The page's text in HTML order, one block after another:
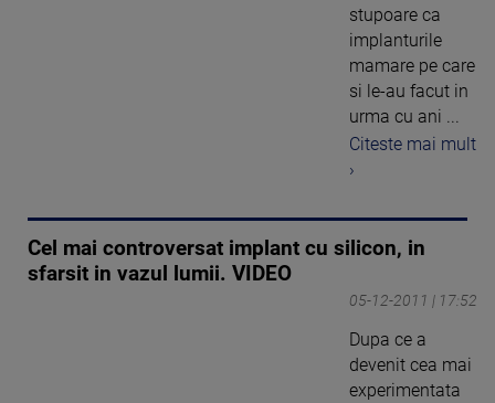
stupoare ca
implanturile
mamare pe care
si le-au facut in
urma cu ani ...
Citeste mai mult
›
Cel mai controversat implant cu silicon, in
sfarsit in vazul lumii. VIDEO
05-12-2011 | 17:52
Dupa ce a
devenit cea mai
experimentata